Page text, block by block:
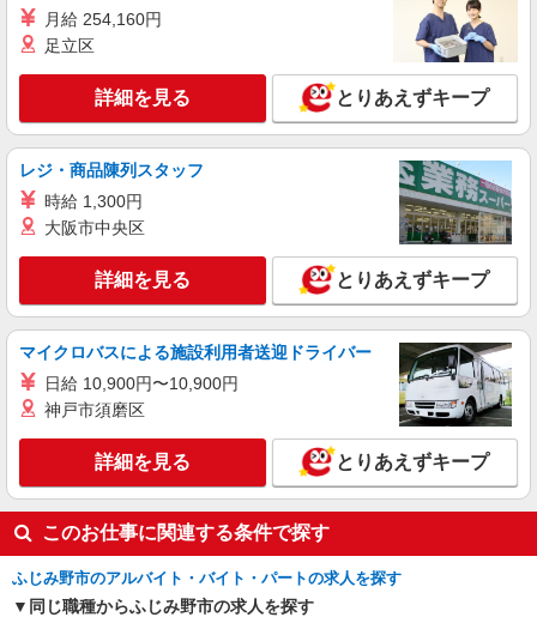
セントラルキッチンで炊飯補助
埼玉県ふじみ野市亀久保1140
キープ 詳細を見る
大穀ケータリング事業部
平日／時給1,300円 日祝／時給1,400円 配送も
できる方は時給が＋100円です。 昇給あり！ 成長
や頑張りで昇給実績ございます。
埼玉県富士見市羽沢２-１２-２０
キープ 詳細を見る
月給 254,160円
足立区
詳細を見る とりあえずキープ
レジ・商品陳列スタッフ
時給 1,300円
大阪市中央区
詳細を見る とりあえずキープ
マイクロバスによる施設利用者送迎ドライバー
日給 10,900円〜10,900円
神戸市須磨区
詳細を見る とりあえずキープ
このお仕事に関連する条件で探す
ふじみ野市のアルバイト・バイト・パートの求人を探す
同じ職種からふじみ野市の求人を探す